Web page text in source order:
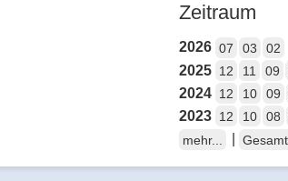
Zeitraum
2026 07 03 02
2025 12 11 09
2024 12 10 09
2023 12 10 08
mehr...